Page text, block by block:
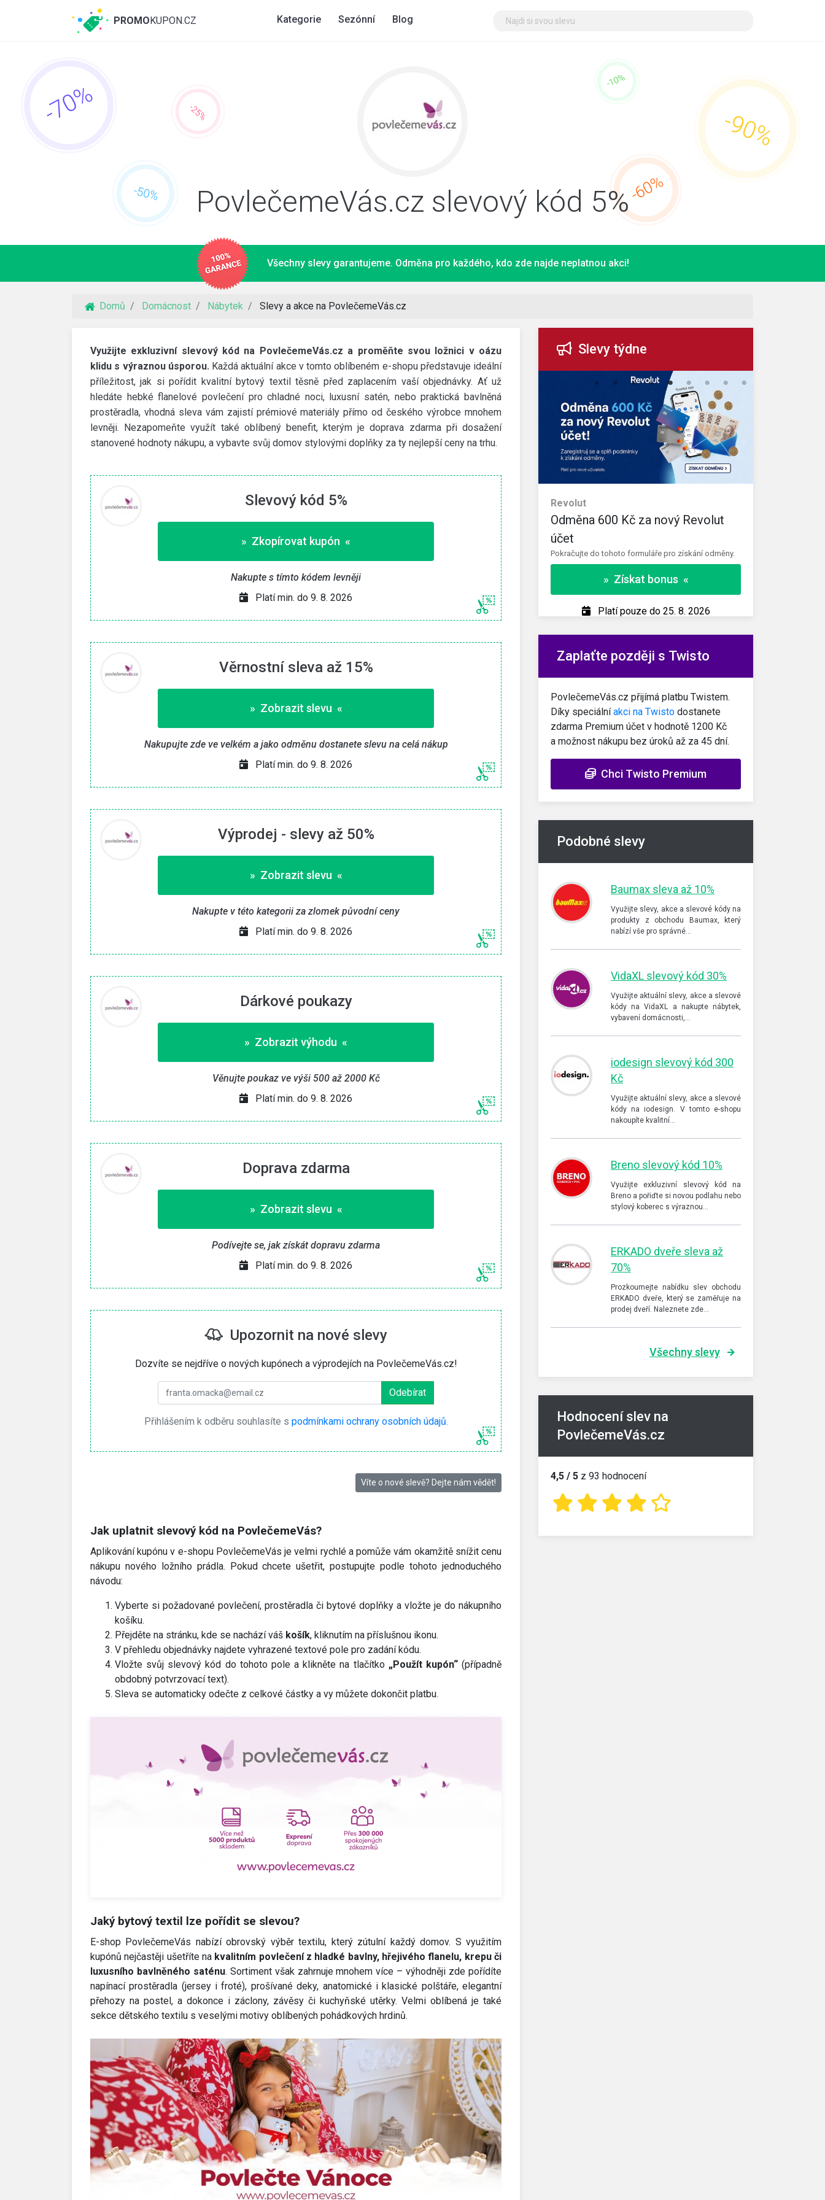
PovlečemeVás.cz slevový kód 5%
Všechny slevy garantujeme. Odměna pro každého, kdo zde najde neplatnou akci!
Domů Domácnost Nábytek Slevy a akce na PovlečemeVás.cz
Využijte exkluzivní slevový kód na PovlečemeVás.cz a proměňte svou ložnici v oázu
klidu s výraznou úsporou. Každá aktuální akce v tomto oblíbeném e-shopu představuje ideální
příležitost, jak si pořídit kvalitní bytový textil těsně před zaplacením vaší objednávky. Ať už
hledáte hebké flanelové povlečení pro chladné noci, luxusní satén, nebo praktická bavlněná
prostěradla, vhodná sleva vám zajistí prémiové materiály přímo od českého výrobce mnohem
levněji. Nezapomeňte využít také oblíbený benefit, kterým je doprava zdarma při dosažení
stanovené hodnoty nákupu, a vybavte svůj domov stylovými doplňky za ty nejlepší ceny na trhu.
Slevový kód 5%
» Zkopírovat kupón «
Nakupte s tímto kódem levněji
Platí min. do 9. 8. 2026
Věrnostní sleva až 15%
» Zobrazit slevu «
Nakupujte zde ve velkém a jako odměnu dostanete slevu na celá nákup
Platí min. do 9. 8. 2026
Výprodej - slevy až 50%
» Zobrazit slevu «
Nakupte v této kategorii za zlomek původní ceny
Platí min. do 9. 8. 2026
Dárkové poukazy
» Zobrazit výhodu «
Věnujte poukaz ve výši 500 až 2000 Kč
Platí min. do 9. 8. 2026
Doprava zdarma
» Zobrazit slevu «
Podívejte se, jak získát dopravu zdarma
Platí min. do 9. 8. 2026
Upozornit na nové slevy
Dozvíte se nejdříve o nových kupónech a výprodejích na PovlečemeVás.cz!
Přihlášením k odběru souhlasíte s podmínkami ochrany osobních údajů.
Víte o nové slevě? Dejte nám vědět!
Jak uplatnit slevový kód na PovlečemeVás?
Aplikování kupónu v e-shopu PovlečemeVás je velmi rychlé a pomůže vám okamžitě snížit cenu
nákupu nového ložního prádla. Pokud chcete ušetřit, postupujte podle tohoto jednoduchého
návodu:
Vyberte si požadované povlečení, prostěradla či bytové doplňky a vložte je do nákupního
košíku.
Přejděte na stránku, kde se nachází váš košík, kliknutím na příslušnou ikonu.
V přehledu objednávky najdete vyhrazené textové pole pro zadání kódu.
Vložte svůj slevový kód do tohoto pole a klikněte na tlačítko „Použít kupón“(případně
obdobný potvrzovací text).
Sleva se automaticky odečte z celkové částky a vy můžete dokončit platbu.
Jaký bytový textil lze pořídit se slevou?
E-shop PovlečemeVás nabízí obrovský výběr textilu, který zútulní každý domov. S využitím
kupónů nejčastěji ušetříte na kvalitním povlečení z hladké bavlny, hřejivého flanelu, krepu či
luxusního bavlněného saténu. Sortiment však zahrnuje mnohem více – výhodněji zde pořídíte
napínací prostěradla (jersey i froté), prošívané deky, anatomické i klasické polštáře, elegantní
přehozy na postel, a dokonce i záclony, závěsy či kuchyňské utěrky. Velmi oblíbená je také
sekce dětského textilu s veselými motivy oblíbených pohádkových hrdinů.
Slevy týdne
a NoLimit Extra. Vyšší
VidaXL
30% slevový kód
Využijte slevový kód na 30% slevu na zahradní
» Zkopírovat kupón «
Platí pouze do 15. 8. 2026
Decathlon
200 Kč slevový kód
Slevu získáte za stažení aplikace přes tento odkaz a
první nákup nad 1 000 Kč
Platí min. do 9. 8. 2026
Revolut
Odměna 600 Kč za nový Revolut
účet
Pokračujte do tohoto formuláře pro získání odměny.
» Získat bonus «
Platí pouze do 25. 8. 2026
Zaplaťte později s Twisto
PovlečemeVás.cz přijímá platbu Twistem.
Díky speciálníakci na Twisto dostanete
zdarma Premium účet v hodnotě 1200 Kč
a možnost nákupu bez úroků až za 45 dní.
Chci Twisto Premium
Podobné slevy
Baumax sleva až 10%
Využijte slevy, akce a slevové kódy na
produkty z obchodu Baumax, který
nabízí vše pro správné…
VidaXL slevový kód 30%
Využijte aktuální slevy, akce a slevové
kódy na VidaXL a nakupte nábytek,
vybavení domácnosti,…
iodesign slevový kód 300
Kč
Využijte aktuální slevy, akce a slevové
kódy na iodesign. V tomto e-shopu
nakoupíte kvalitní…
Breno slevový kód 10%
Využijte exkluzivní slevový kód na
Breno a pořiďte si novou podlahu nebo
stylový koberec s výraznou…
ERKADO dveře sleva až
70%
Prozkoumejte nabídku slev obchodu
ERKADO dveře, který se zaměřuje na
prodej dveří. Naleznete zde…
Všechny slevy
Hodnocení slev na
PovlečemeVás.cz
4,5 / 5 z 93 hodnocení
PROMOKUPON.CZ Kategorie Sezónní Blog